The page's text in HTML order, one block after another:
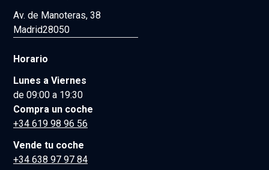
Av. de Manoteras, 38
Madrid28050
Horario
Lunes a Viernes
de 09:00 a 19:30
Compra un coche
+34 619 98 96 56
Vende tu coche
+34 638 97 97 84